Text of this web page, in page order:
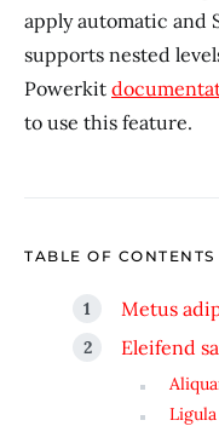
apply automatic and
supports nested
Powerkit
to use this feature.
TABLE OF CONTENTS
Metus
Eleifend